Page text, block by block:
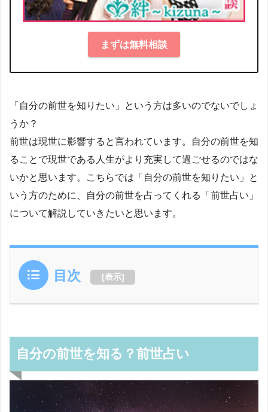
まずは無料相談
「自分の前世を知りたい」という方は多いのでないでしょ
うか？
前世は現世に影響すると言われています。自分の前世を知
ることで現世である人生がより充実して過ごせるのではな
いかと思います。こちらでは「自分の前世を知りたい」と
いう方のために、自分の前世を占ってくれる「前世占い」
について解説していきたいと思います。
目次 [表示]
自分の前世を知る？前世占い